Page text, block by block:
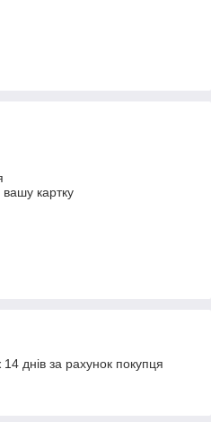
картку
днів за рахунок покупця